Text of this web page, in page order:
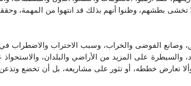
بطشهم، وظنوا أنهم بذلك قد انتهوا من المهمة،
وصانع الفوضى والخراب، وسبب الاحتراب والاضطراب في
والسيطرة على المزيد من الأراضي والبلدان، والاستحواذ
تعارض خططه، أو تثور على مشاريعه، بل أن تخضع